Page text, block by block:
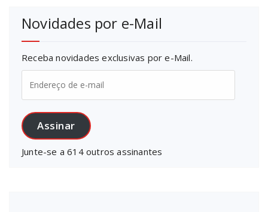
Novidades por e-Mail
Receba novidades exclusivas por e-Mail.
de
e-
mail
Assinar
Junte-se a 614 outros assinantes